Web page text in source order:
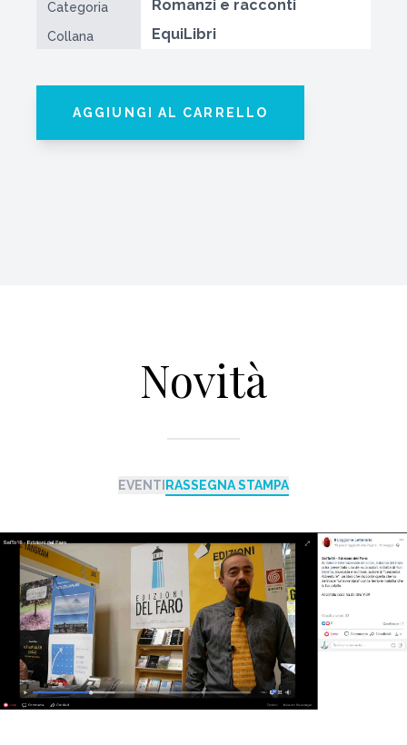
Categoria Romanzi e racconti
Collana EquiLibri
AGGIUNGI AL CARRELLO
Novità
EVENTI RASSEGNA STAMPA